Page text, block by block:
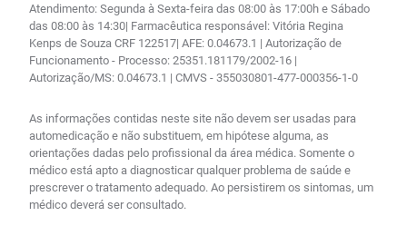
Atendimento: Segunda à Sexta-feira das 08:00 às 17:00h e Sábado
das 08:00 às 14:30| Farmacêutica responsável: Vitória Regina
Kenps de Souza CRF 122517| AFE: 0.04673.1 | Autorização de
Funcionamento - Processo: 25351.181179/2002-16 |
Autorização/MS: 0.04673.1 | CMVS - 355030801-477-000356-1-0
As informações contidas neste site não devem ser usadas para
automedicação e não substituem, em hipótese alguma, as
orientações dadas pelo profissional da área médica. Somente o
médico está apto a diagnosticar qualquer problema de saúde e
prescrever o tratamento adequado. Ao persistirem os sintomas, um
médico deverá ser consultado.